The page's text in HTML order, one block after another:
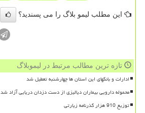
این مطلب لیمو بلاگ را می پسندید؟
تازه ترین مطالب مرتبط در لیموبلاگ
ادارات و بانکهای این استان ها چهارشنبه تعطیل شد
محموله دارویی بیماران دیالیزی از دست دزدان دریایی آزاد شد
توزیع 910 هزار گذرنامه زیارتی